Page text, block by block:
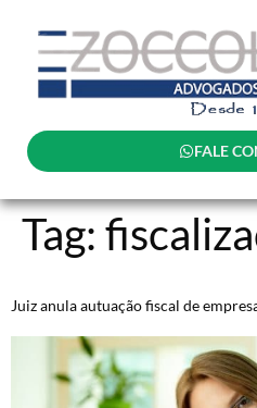
FALE
Tag:
Juiz anula autuação fiscal de